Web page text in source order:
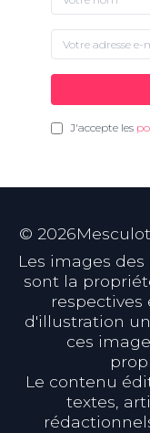
J'accepte les
© 2026
Les images
sont la
respectives
d'illustration
ces
Le contenu
textes,